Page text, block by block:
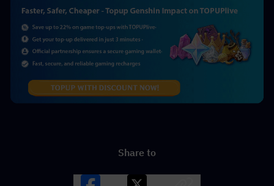
Share to